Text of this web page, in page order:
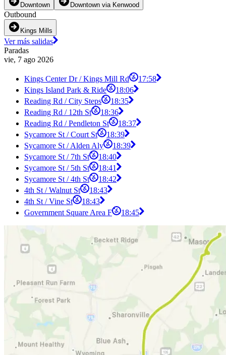
Downtown Downtown via Kenwood
Outbound
Kings Mills
Ver más salidas
Paradas
vie, 7 ago 2026
Kings Center Dr / Kings Mill Rd
17:58
Kings Island Park & Ride
18:06
Reading Rd / City Steps
18:35
Reading Rd / 12th St
18:36
Reading Rd / Pendleton St
18:37
Sycamore St / Court St
18:39
Sycamore St / Alden Aly
18:39
Sycamore St / 7th St
18:40
Sycamore St / 5th St
18:41
Sycamore St / 4th St
18:42
4th St / Walnut St
18:43
4th St / Vine St
18:43
Government Square Area F
18:45